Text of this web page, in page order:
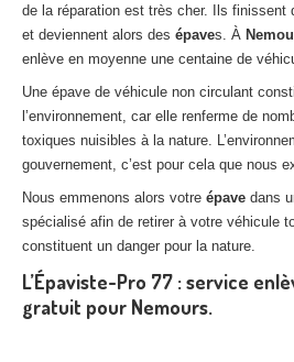
de la réparation est très cher. Ils finissent
et deviennent alors des épaves. À
enlève en moyenne une centaine de
Une épave de véhicule non circulant
l’environnement, car elle renferme de
toxiques nuisibles à la nature.
gouvernement, c’est pour cela que nous
Nous emmenons alors votre épave dans
spécialisé afin de retirer à votre véhicule
constituent un danger pour la nature.
L’Épaviste-Pro 77 : service
gratuit pour Nemours.